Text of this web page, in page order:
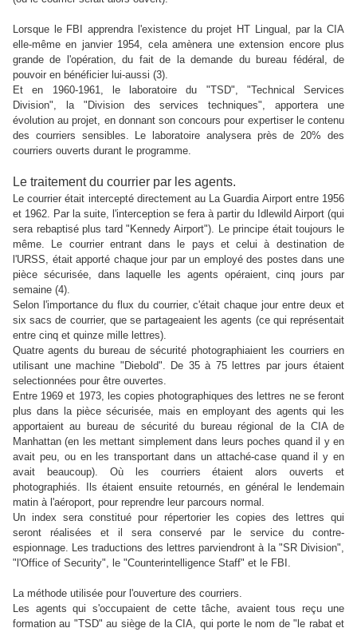
Lorsque le FBI apprendra l'existence du projet HT Lingual, par la CIA
elle-même en janvier 1954, cela amènera une extension encore plus
grande de l'opération, du fait de la demande du bureau fédéral, de
pouvoir en bénéficier lui-aussi (3).
Et en 1960-1961, le laboratoire du "TSD", "Technical Services
Division", la "Division des services techniques", apportera une
évolution au projet, en donnant son concours pour expertiser le contenu
des courriers sensibles. Le laboratoire analysera près de 20% des
courriers ouverts durant le programme.
Le traitement du courrier par les agents.
Le courrier était intercepté directement au La Guardia Airport entre 1956
et 1962. Par la suite, l'interception se fera à partir du Idlewild Airport (qui
sera rebaptisé plus tard "Kennedy Airport"). Le principe était toujours le
même. Le courrier entrant dans le pays et celui à destination de
l'URSS, était apporté chaque jour par un employé des postes dans une
pièce sécurisée, dans laquelle les agents opéraient, cinq jours par
semaine (4).
Selon l'importance du flux du courrier, c'était chaque jour entre deux et
six sacs de courrier, que se partageaient les agents (ce qui représentait
entre cinq et quinze mille lettres).
Quatre agents du bureau de sécurité photographiaient les courriers en
utilisant une machine "Diebold". De 35 à 75 lettres par jours étaient
selectionnées pour être ouvertes.
Entre 1969 et 1973, les copies photographiques des lettres ne se feront
plus dans la pièce sécurisée, mais en employant des agents qui les
apportaient au bureau de sécurité du bureau régional de la CIA de
Manhattan (en les mettant simplement dans leurs poches quand il y en
avait peu, ou en les transportant dans un attaché-case quand il y en
avait beaucoup). Où les courriers étaient alors ouverts et
photographiés. Ils étaient ensuite retournés, en général le lendemain
matin à l'aéroport, pour reprendre leur parcours normal.
Un index sera constitué pour répertorier les copies des lettres qui
seront réalisées et il sera conservé par le service du contre-
espionnage. Les traductions des lettres parviendront à la "SR Division",
"l'Office of Security", le "Counterintelligence Staff" et le FBI.
La méthode utilisée pour l'ouverture des courriers.
Les agents qui s'occupaient de cette tâche, avaient tous reçu une
formation au "TSD" au siège de la CIA, qui porte le nom de "le rabat et